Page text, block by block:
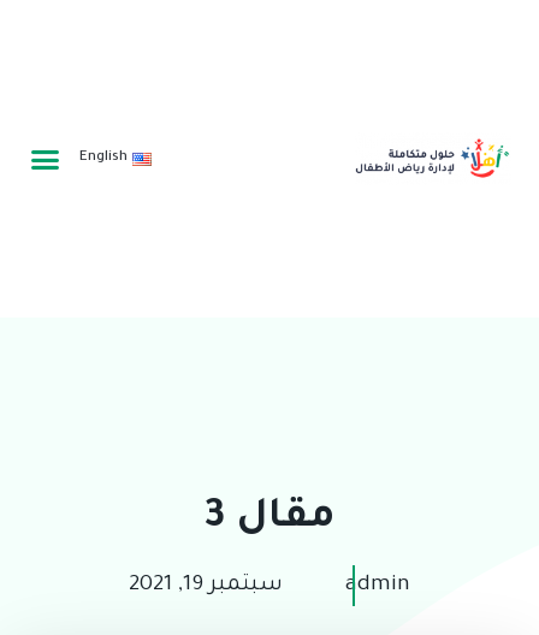
English
مقال 3
admin سبتمبر 19, 2021